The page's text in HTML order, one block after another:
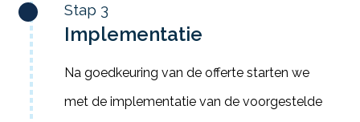
Stap 3
Implementatie
Na goedkeuring van de offerte starten we
met de implementatie van de voorgestelde